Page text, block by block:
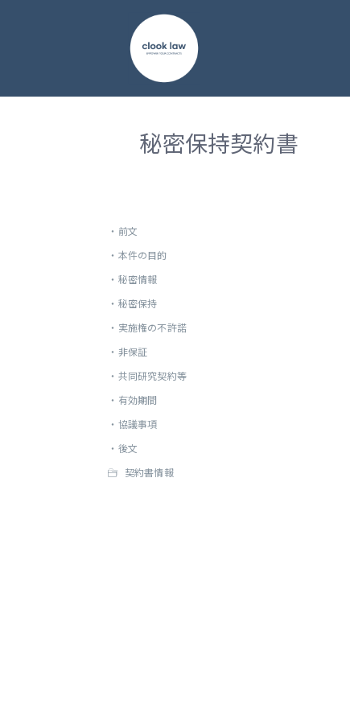
秘密保持契約書
・ 前文
・ 本件の目的
・ 秘密情報
・ 秘密保持
・ 実施権の不許諾
・ 非保証
・ 共同研究契約等
・ 有効期間
・ 協議事項
・ 後文
契約書情報